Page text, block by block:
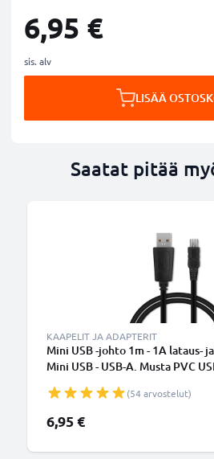
6,95 €
sis. alv
LISÄÄ
Saatat pitää
KAAPELIT JA ADAPTERIT
Mini USB -johto 1m - 1A lataus-
Mini USB - USB-A. Musta PVC
(54 arvostelut)
6,95 €